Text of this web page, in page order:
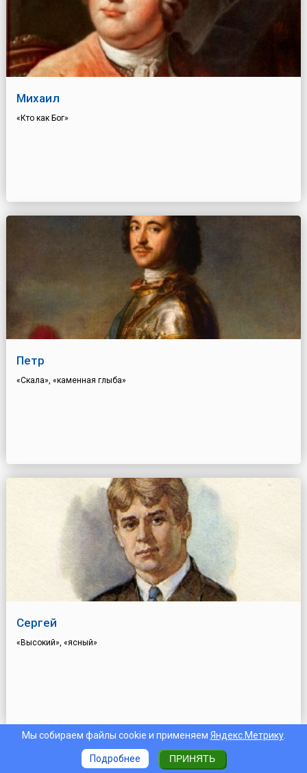
Михаил
«Кто как Бог»
Петр
«Скала», «каменная глыба»
Сергей
«Высокий», «ясный»
Мы собираем файлы cookie и применяем Яндекс.Метрику.
Подробнее ПРИНЯТЬ